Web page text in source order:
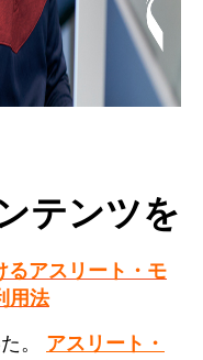
テンツを
るアスリート・モ
用法
。 アスリート・